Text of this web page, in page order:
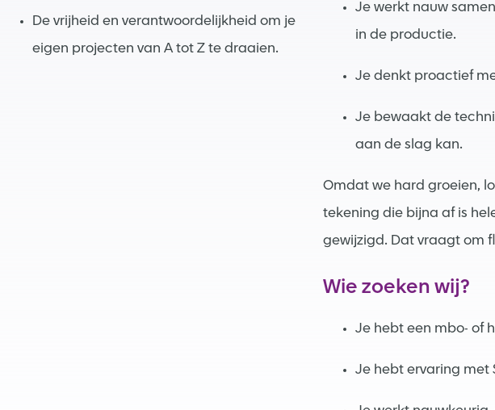
De vrijheid en verantwoordelijkheid om je
eigen projecten van A tot Z te draaien.
Je werkt nauw
in de productie.
Je denkt proactief
Je bewaakt de
aan de slag kan.
Omdat we hard groeien,
tekening die bijna af is
gewijzigd. Dat vraagt om
Wie zoeken wij?
Je hebt een mbo- of
Je hebt ervaring met